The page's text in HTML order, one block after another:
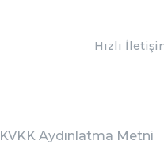
Hızlı
KVKK Aydınlatma Metni